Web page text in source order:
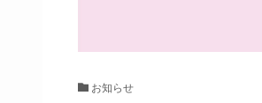
お知らせ